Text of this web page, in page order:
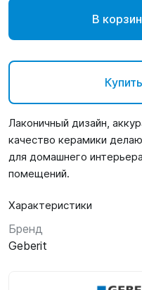
В
Лаконичный дизайн,
качество керамики
для домашнего
помещений.
Характеристики
Бренд
Geberit